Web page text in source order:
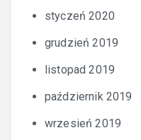
styczeń 2020
grudzień 2019
listopad 2019
październik 2019
wrzesień 2019